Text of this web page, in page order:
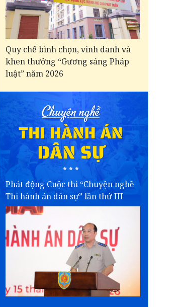
Quy chế bình chọn, vinh danh và
khen thưởng “Gương sáng Pháp
luật” năm 2026
Phát động Cuộc thi “Chuyện nghề
Thi hành án dân sự” lần thứ III